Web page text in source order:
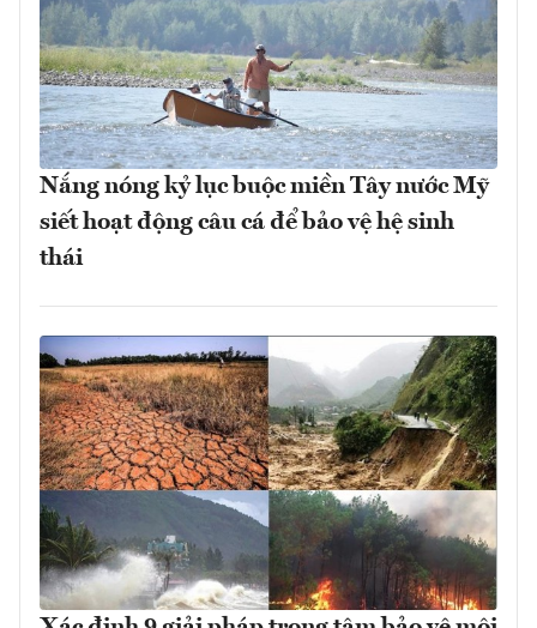
Nắng nóng kỷ lục buộc miền Tây nước Mỹ
siết hoạt động câu cá để bảo vệ hệ sinh
thái